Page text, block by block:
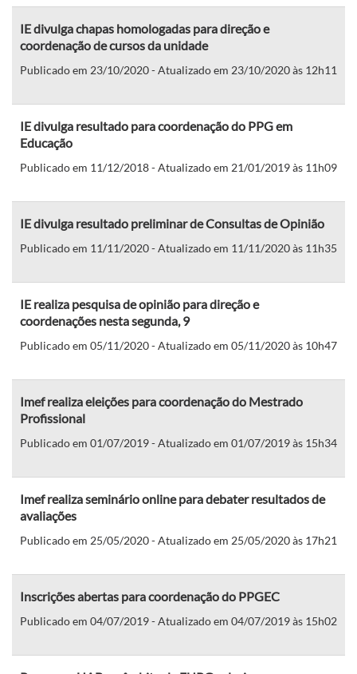
IE divulga chapas homologadas para direção e
coordenação de cursos da unidade
Publicado em 23/10/2020 - Atualizado em 23/10/2020 às 12h11
IE divulga resultado para coordenação do PPG em
Educação
Publicado em 11/12/2018 - Atualizado em 21/01/2019 às 11h09
IE divulga resultado preliminar de Consultas de Opinião
Publicado em 11/11/2020 - Atualizado em 11/11/2020 às 11h35
IE realiza pesquisa de opinião para direção e
coordenações nesta segunda, 9
Publicado em 05/11/2020 - Atualizado em 05/11/2020 às 10h47
Imef realiza eleições para coordenação do Mestrado
Profissional
Publicado em 01/07/2019 - Atualizado em 01/07/2019 às 15h34
Imef realiza seminário online para debater resultados de
avaliações
Publicado em 25/05/2020 - Atualizado em 25/05/2020 às 17h21
Inscrições abertas para coordenação do PPGEC
Publicado em 04/07/2019 - Atualizado em 04/07/2019 às 15h02